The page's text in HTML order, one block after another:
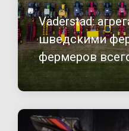
Väderstad:
шведскими
фермеров